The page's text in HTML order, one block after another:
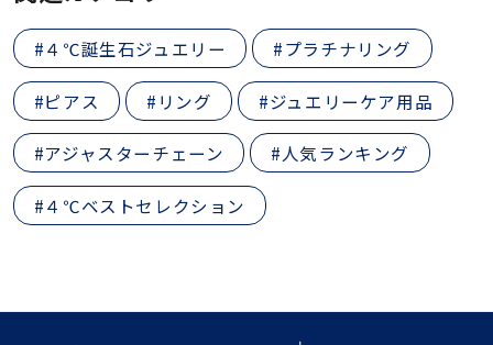
#４℃誕生石ジュエリー #プラチナリング
#ピアス #リング #ジュエリーケア用品
#アジャスターチェーン #人気ランキング
#４℃ベストセレクション